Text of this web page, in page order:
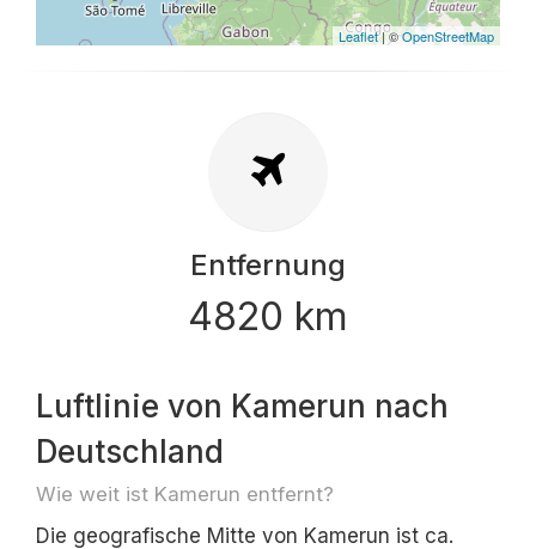
Leaflet| ©OpenStreetMap
Entfernung
4820 km
Luftlinie von Kamerun nach
Deutschland
Wie weit ist Kamerun entfernt?
Die geografische Mitte von Kamerun ist ca.